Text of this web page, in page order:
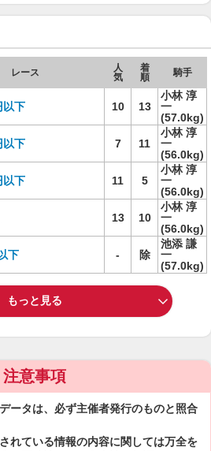
レース
人
気
着
順
騎手
以下 10 13
小林 淳
一
(57.0kg)
以下 7 11
小林 淳
一
(56.0kg)
以下 11 5
小林 淳
一
(56.0kg)
13 10
小林 淳
一
(56.0kg)
下 - 除
池添 謙
一
(57.0kg)
もっと見る
注意事項
ータは、必ず主催者発行のものと照合
れている情報の内容に関しては万全を